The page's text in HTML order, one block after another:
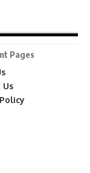
Pages
Us